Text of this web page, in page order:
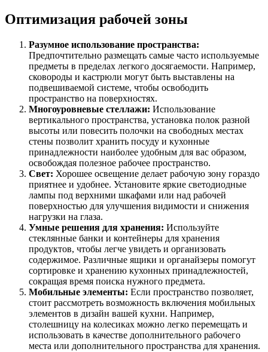
Оптимизация рабочей зоны
Разумное использование пространства:
Предпочтительно размещать самые часто используемые
предметы в пределах легкого досягаемости. Например,
сковороды и кастрюли могут быть выставлены на
подвешиваемой системе, чтобы освободить
пространство на поверхностях.
Многоуровневые стеллажи: Использование
вертикального пространства, установка полок разной
высоты или повесить полочки на свободных местах
стены позволит хранить посуду и кухонные
принадлежности наиболее удобным для вас образом,
освобождая полезное рабочее пространство.
Свет: Хорошее освещение делает рабочую зону гораздо
приятнее и удобнее. Установите яркие светодиодные
лампы под верхними шкафами или над рабочей
поверхностью для улучшения видимости и снижения
нагрузки на глаза.
Умные решения для хранения: Используйте
стеклянные банки и контейнеры для хранения
продуктов, чтобы легче увидеть и организовать
содержимое. Различные ящики и органайзеры помогут
сортировке и хранению кухонных принадлежностей,
сокращая время поиска нужного предмета.
Мобильные элементы: Если пространство позволяет,
стоит рассмотреть возможность включения мобильных
элементов в дизайн вашей кухни. Например,
столешницу на колесиках можно легко перемещать и
использовать в качестве дополнительного рабочего
места или дополнительного пространства для хранения.